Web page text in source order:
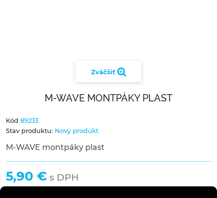
Zväčšiť
M-WAVE MONTPÁKY PLAST
Kód 89233
Stav produktu: Nový produkt
M-WAVE montpáky plast
5,90 € s DPH